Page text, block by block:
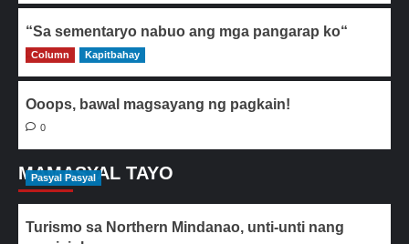
“Sa sementaryo nabuo ang mga pangarap ko“
0
Column Kapitbahay
Ooops, bawal magsayang ng pagkain!
0
MAMASYAL TAYO
Pasyal Pasyal
Turismo sa Northern Mindanao, unti-unti nang